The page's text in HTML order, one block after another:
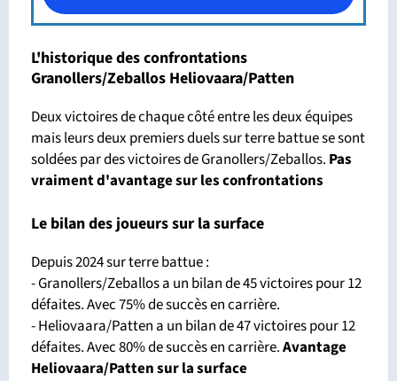
L'historique des confrontations
Granollers/Zeballos Heliovaara/Patten
Deux victoires de chaque côté entre les deux équipes
mais leurs deux premiers duels sur terre battue se sont
soldées par des victoires de Granollers/Zeballos. Pas
vraiment d'avantage sur les confrontations
Le bilan des joueurs sur la surface
Depuis 2024 sur terre battue :
- Granollers/Zeballos a un bilan de 45 victoires pour 12
défaites. Avec 75% de succès en carrière.
- Heliovaara/Patten a un bilan de 47 victoires pour 12
défaites. Avec 80% de succès en carrière.Avantage
Heliovaara/Patten sur la surface